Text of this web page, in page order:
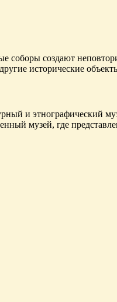
соборы создают
исторические
и этнографический
музей, где